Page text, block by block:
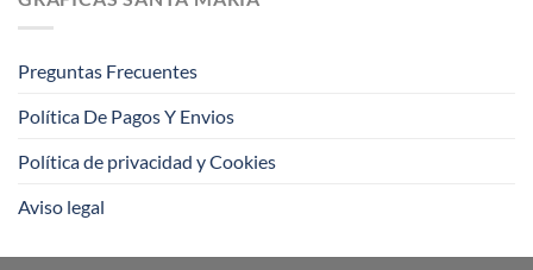
impresión
Preguntas Frecuentes
Política De Pagos Y Envios
Política de privacidad y Cookies
Aviso legal